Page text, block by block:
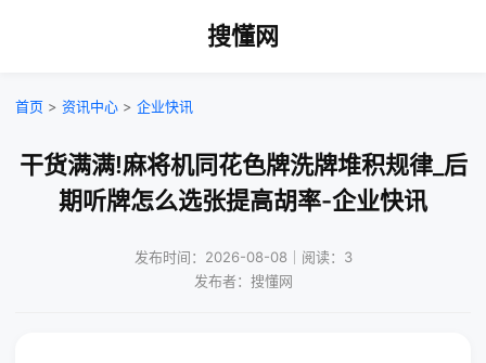
搜懂网
首页 > 资讯中心 > 企业快讯
干货满满!麻将机同花色牌洗牌堆积规律_后
期听牌怎么选张提高胡率-企业快讯
发布时间：2026-08-08｜阅读：3
发布者：搜懂网